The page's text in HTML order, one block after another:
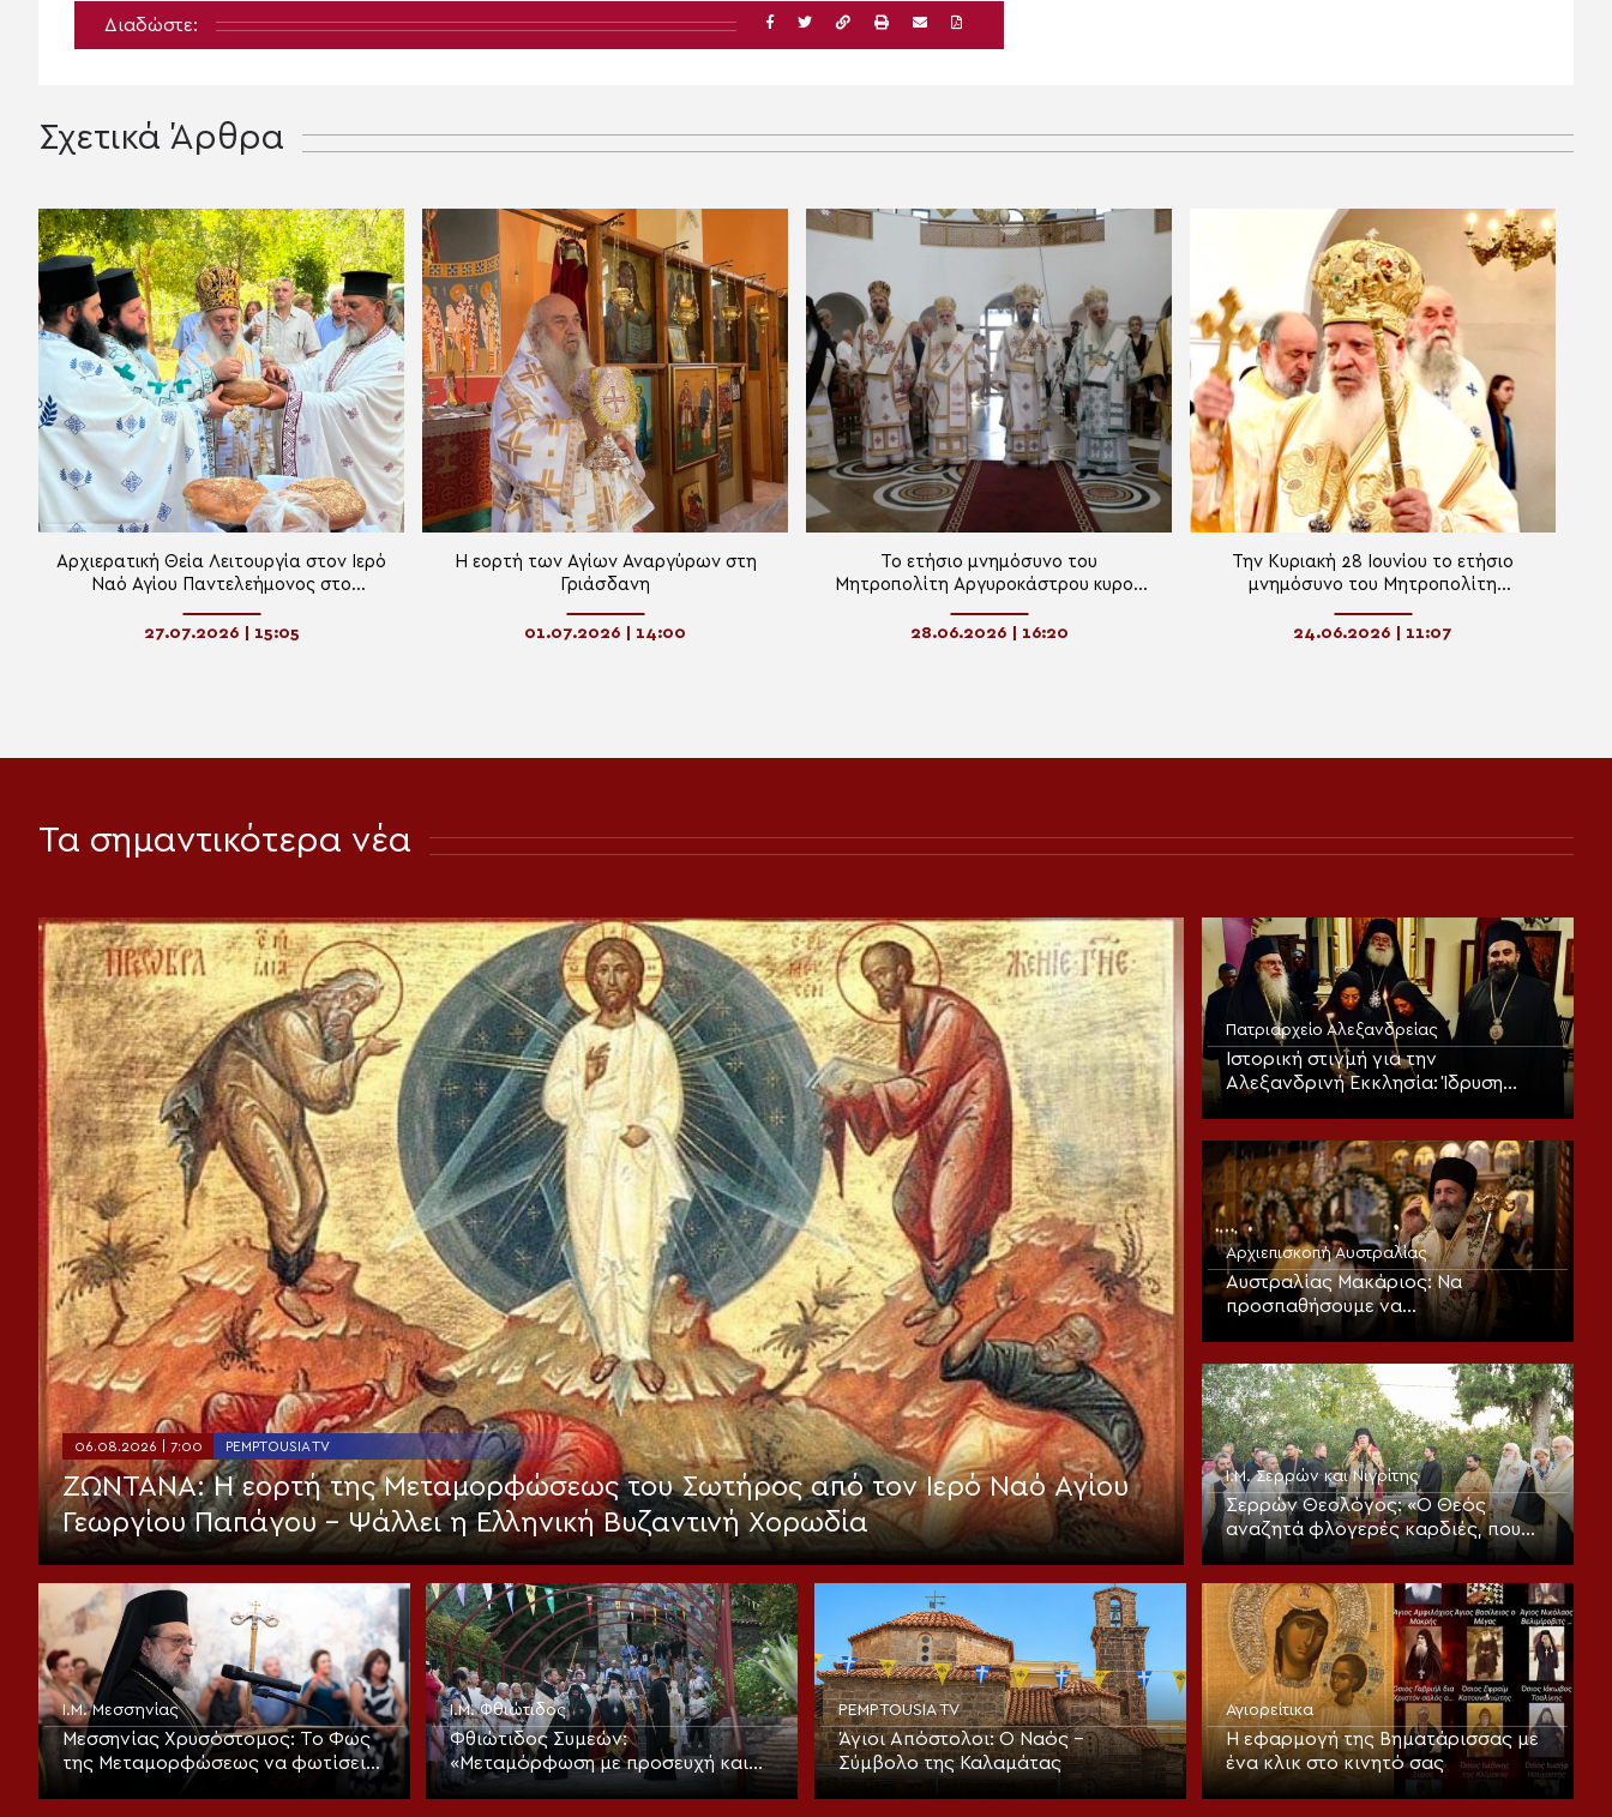
Διαδώστε:
Σχετικά Άρθρα
Αρχιερατική Θεία Λειτουργία στον Ιερό
Ναό Αγίου Παντελεήμονος στο
27.07.2026 | 15:05
Η εορτή των Αγίων Αναργύρων στη
Γριάσδανη
01.07.2026 | 14:00
Το ετήσιο μνημόσυνο του
Μητροπολίτη Αργυροκάστρου κυρού
28.06.2026 | 16:20
Την Κυριακή 28 Ιουνίου το ετήσιο
μνημόσυνο του Μητροπολίτη
24.06.2026 | 11:07
Τα σημαντικότερα νέα
06.08.2026 | 7:00 PEMPTOUSIA TV
ΖΩΝΤΑΝΑ: Η εορτή της Μεταμορφώσεως του Σωτήρος από τον Ιερό Ναό Αγίου
Γεωργίου Παπάγου – Ψάλλει η Ελληνική Βυζαντινή Χορωδία
Πατριαρχείο Αλεξανδρείας
Ιστορική στιγμή για την
Αλεξανδρινή Εκκλησία: Ίδρυση
Αρχιεπισκοπή Αυστραλίας
Αυστραλίας Μακάριος: Να
προσπαθήσουμε να
μεταμορφωθούμε πνευματικά και
Ι.Μ. Σερρών και Νιγρίτης
Σερρών Θεολόγος: «Ο Θεός
αναζητά φλογερές καρδιές, που
πυρπολούνται, από πίστη και
Ι.Μ. Μεσσηνίας
Μεσσηνίας Χρυσόστομος: Το Φως
της Μεταμορφώσεως να φωτίσει
τους ισχυρούς της γης
Ι.Μ. Φθιώτιδος
Φθιώτιδος Συμεών:
«Μεταμόρφωση με προσευχή και
υπακοή»
PEMPTOUSIA TV
Άγιοι Απόστολοι: Ο Ναός –
Σύμβολο της Καλαμάτας
Αγιορείτικα
Η εφαρμογή της Βηματάρισσας με
ένα κλικ στο κινητό σας